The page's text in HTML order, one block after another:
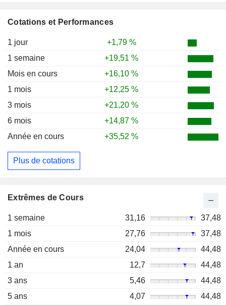
Cotations et Performances
1 jour
+1,79 %
1 semaine
+19,51 %
Mois en cours
+16,10 %
1 mois
+12,25 %
3 mois
+21,20 %
6 mois
+14,87 %
Année en cours
+35,52 %
Plus de cotations
Extrêmes de Cours
1 semaine 31,16
37,48
1 mois
27,76
37,48
Année en cours
24,04
44,48
1 an
12,7
44,48
3 ans
5,46
44,48
5 ans
4,07 44,48